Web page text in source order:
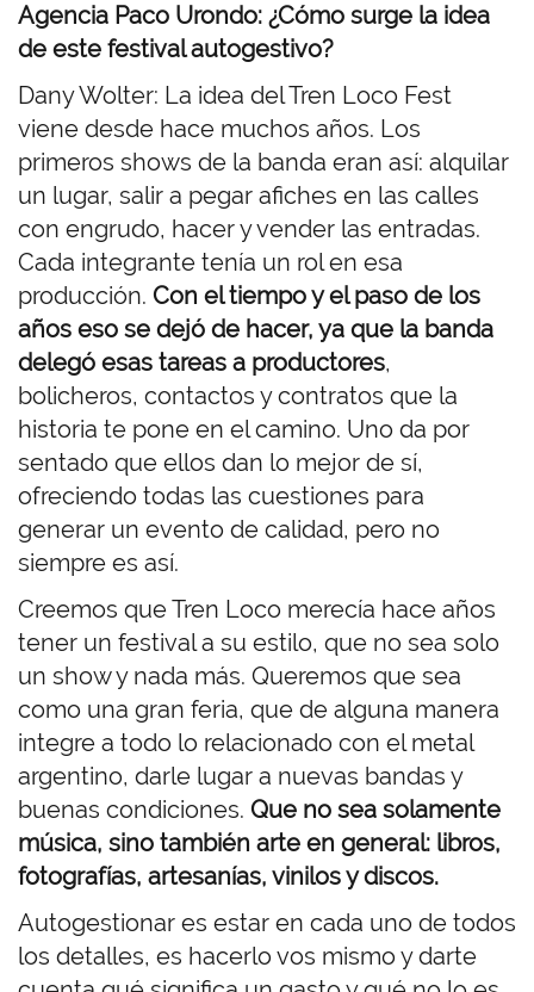
Agencia Paco Urondo: ¿Cómo surge la idea
de este festivalautogestivo?
Dany Wolter: La idea del Tren Loco Fest
viene desde hace muchos años. Los
primeros shows de la banda eran así: alquilar
un lugar, salir a pegar afiches en las calles
con engrudo, hacer y vender las entradas.
Cada integrante tenía un rol en esa
producción. Con el tiempo y el paso de los
años eso se dejó de hacer, ya que la banda
delegó esas tareas a productores,
bolicheros, contactos y contratos que la
historia te pone en el camino. Uno da por
sentado que ellos dan lo mejor de sí,
ofreciendo todas las cuestiones para
generar un evento de calidad, pero no
siempre es así.
Creemos que Tren Loco merecía hace años
tener un festival a su estilo, que no sea solo
un show y nada más. Queremos que sea
como una gran feria, que de alguna manera
integre a todo lo relacionado con el metal
argentino, darle lugar a nuevas bandas y
buenas condiciones. Que no sea solamente
música, sino también arte en general: libros,
fotografías, artesanías, vinilos y discos.
Autogestionar es estar en cada uno de todos
los detalles, es hacerlo vos mismo y darte